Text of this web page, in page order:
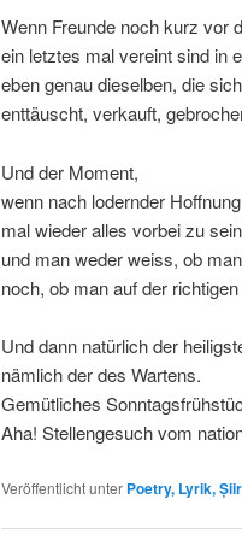
Wenn Freunde noch kurz vor
ein letztes mal vereint sind in
eben genau dieselben, die
enttäuscht, verkauft,
Und der Moment,
wenn nach lodernder
mal wieder alles vorbei zu
und man weder weiss, ob
noch, ob man auf der
Und dann natürlich der
nämlich der des Wartens.
Gemütliches
Aha! Stellengesuch vom
Veröffentlicht unter Poetry, Lyrik, Șiir